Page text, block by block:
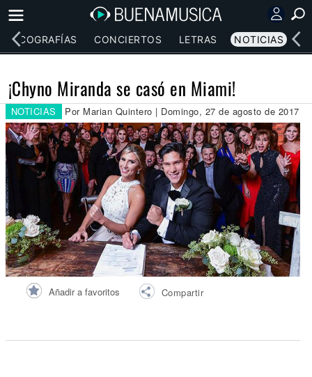
DISCOGRAFÍAS CONCIERTOS LETRAS NOTICIAS
¡Chyno Miranda se casó en Miami!
NOTICIAS Por Marian Quintero | Domingo, 27 de agosto de 2017
Añadir a favoritos Compartir